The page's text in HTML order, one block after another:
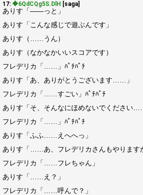
17: ◆6QdCQg5S.DlH [saga]
ありす「――っと」
ありす「こんな感じで遊ぶんです」
ありす（……うん）
ありす（なかなかいいスコアです）
フレデリカ「……」ﾊﾟﾁﾊﾟﾁ
ありす「あ、ありがとうございます……」
フレデリカ「……すごい」ﾊﾟﾁﾊﾟﾁ
ありす「そ、そんなにほめないでください
フレデリカ「……」ﾊﾟﾁﾊﾟﾁ
ありす「ふふ……えへへっ」
ありす「……あ、フレデリカさんもやります
フレデリカ「……フレちゃん」
ありす「……え？」
フレデリカ「……呼んで？」